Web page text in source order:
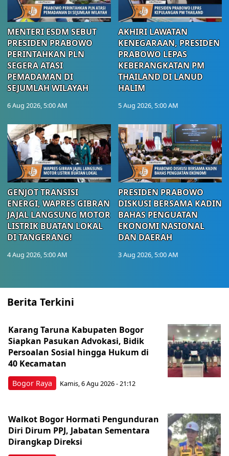
MENTERI ESDM SEBUT
PRESIDEN PRABOWO
PERINTAHKAN PLN
SEGERA ATASI
PEMADAMAN DI
SEJUMLAH WILAYAH
6 Aug 2026, 5:00 AM
AKHIRI LAWATAN
KENEGARAAN, PRESIDEN
PRABOWO LEPAS
KEBERANGKATAN PM
THAILAND DI LANUD
HALIM
5 Aug 2026, 5:00 AM
GENJOT TRANSISI
ENERGI, WAPRES GIBRAN
JAJAL LANGSUNG MOTOR
LISTRIK BUATAN LOKAL
DI TANGERANG!
4 Aug 2026, 5:00 AM
PRESIDEN PRABOWO
DISKUSI BERSAMA KADIN
BAHAS PENGUATAN
EKONOMI NASIONAL
DAN DAERAH
3 Aug 2026, 5:00 AM
Berita Terkini
Bogor Raya
Karang Taruna Kabupaten Bogor
Siapkan Pasukan Advokasi, Bidik
Persoalan Sosial hingga Hukum di
40 Kecamatan
Kamis, 6 Agu 2026 - 21:12
Walkot Bogor Hormati Pengunduran
Diri Dirum PPJ, Jabatan Sementara
Dirangkap Direksi